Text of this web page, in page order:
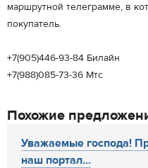
маршрутной телеграмме, в
покупатель.
+7(905)446-93-84 Билайн
+7(988)085-73-36 Мтс
Похожие
Уважаемые господа!
наш портал...